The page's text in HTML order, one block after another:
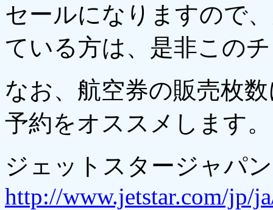
セールになりますので
ている方は、是非この
なお、航空券の販売枚
予約をオススメします。
ジェットスタージャパ
http://www.jetstar.com/jp/